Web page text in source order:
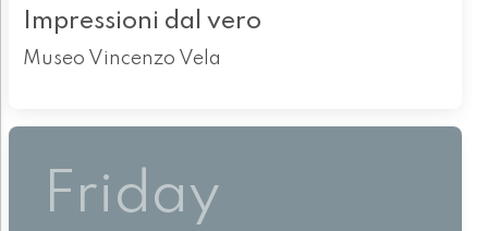
Impressioni dal vero
Museo Vincenzo Vela
Friday